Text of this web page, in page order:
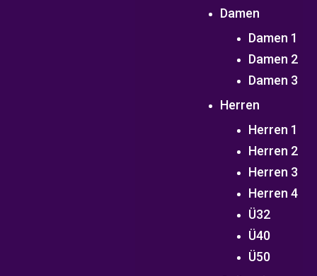
Damen
Damen 1
Damen 2
Damen 3
Herren
Herren 1
Herren 2
Herren 3
Herren 4
Ü32
Ü40
Ü50